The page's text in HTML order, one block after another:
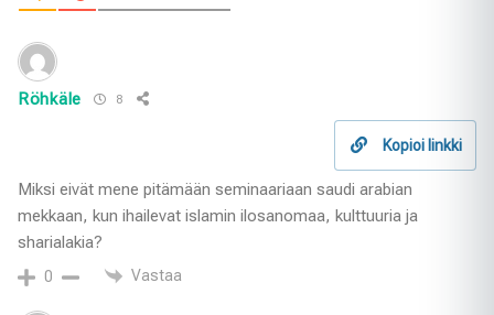
Röhkäle 8
Kopioi linkki
Miksi eivät mene pitämään seminaariaan saudi arabian
mekkaan, kun ihailevat islamin ilosanomaa, kulttuuria ja
sharialakia?
0 Vastaa